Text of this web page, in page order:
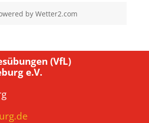
by Wetter2.com
(VfL)
e.V.